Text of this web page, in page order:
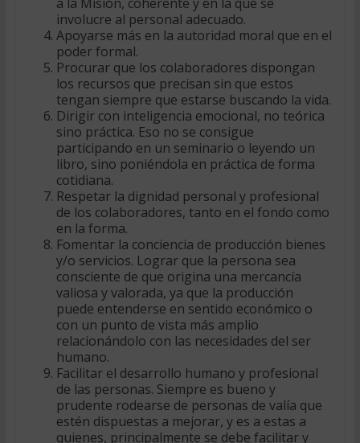
involucre al personal adecuado.
Apoyarse más en la autoridad moral que en el
poder formal.
Procurar que los colaboradores dispongan
los recursos que precisan sin que estos
tengan siempre que estarse buscando la vida.
Dirigir con inteligencia emocional, no teórica
sino práctica. Eso no se consigue
participando en un seminario o leyendo un
libro, sino poniéndola en práctica de forma
cotidiana.
Respetar la dignidad personal y profesional
de los colaboradores, tanto en el fondo como
en la forma.
Fomentar la conciencia de producción bienes
y/o servicios. Lograr que la persona sea
consciente de que origina una mercancía
valiosa y valorada, ya que la producción
puede entenderse en sentido económico o
con un punto de vista más amplio
relacionándolo con las necesidades del ser
humano.
Facilitar el desarrollo humano y profesional
de las personas. Siempre es bueno y
prudente rodearse de personas de valía que
estén dispuestas a mejorar, y es a estas a
quienes, principalmente se debe facilitar y